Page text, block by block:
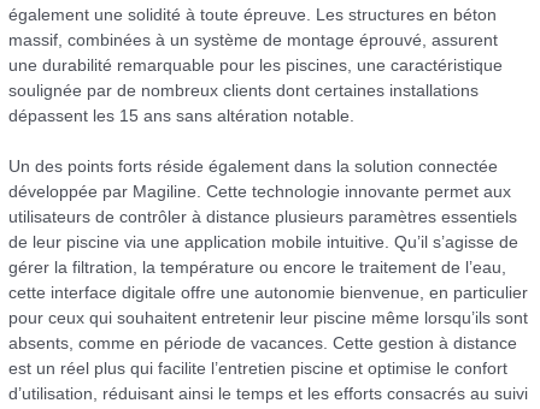
également une solidité à toute épreuve. Les structures en béton
massif, combinées à un système de montage éprouvé, assurent
une durabilité remarquable pour les piscines, une caractéristique
soulignée par de nombreux clients dont certaines installations
dépassent les 15 ans sans altération notable.
Un des points forts réside également dans la solution connectée
développée par Magiline. Cette technologie innovante permet aux
utilisateurs de contrôler à distance plusieurs paramètres essentiels
de leur piscine via une application mobile intuitive. Qu’il s’agisse de
gérer la filtration, la température ou encore le traitement de l’eau,
cette interface digitale offre une autonomie bienvenue, en particulier
pour ceux qui souhaitent entretenir leur piscine même lorsqu’ils sont
absents, comme en période de vacances. Cette gestion à distance
est un réel plus qui facilite l’entretien piscine et optimise le confort
d’utilisation, réduisant ainsi le temps et les efforts consacrés au suivi